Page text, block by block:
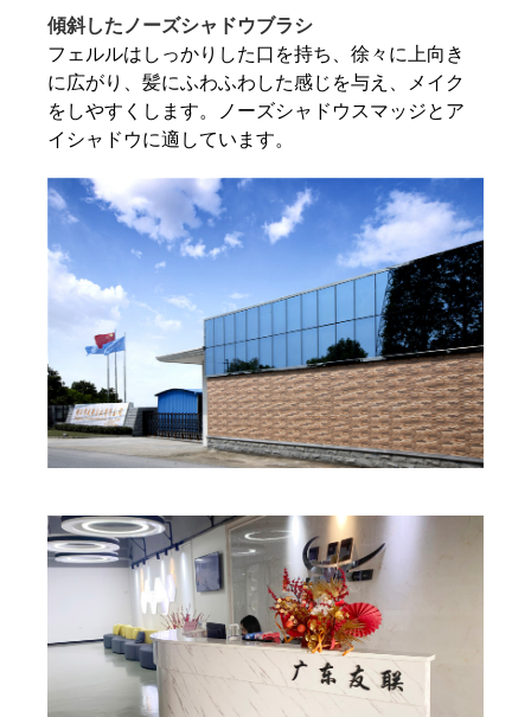
傾斜したノーズシャドウブラシ
フェルルはしっかりした口を持ち、徐々に上向き
に広がり、髪にふわふわした感じを与え、メイク
をしやすくします。ノーズシャドウスマッジとア
イシャドウに適しています。